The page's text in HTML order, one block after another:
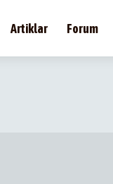
Artiklar Forum